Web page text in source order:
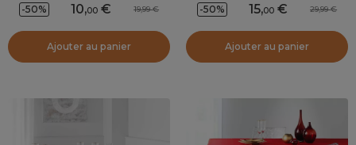
-50% 10,00 19,99
Ajouter au panier
-50% 15,00 29,99
Ajouter au panier